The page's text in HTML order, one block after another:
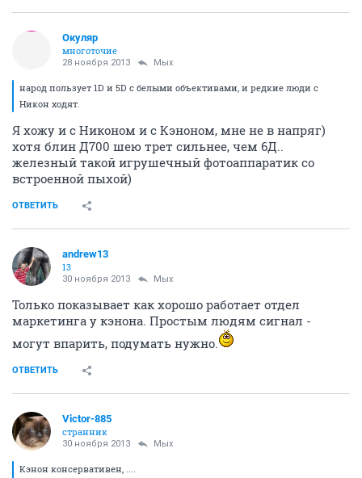
Окуляр
многоточие
28 ноября 2013 Мых
народ пользует 1D и 5D с белыми объективами, и редкие люди с
Никон ходят.
Я хожу и с Никоном и с Кэноном, мне не в напряг)
хотя блин Д700 шею трет сильнее, чем 6Д..
железный такой игрушечный фотоаппаратик со
встроенной пыхой)
ОТВЕТИТЬ
andrew13
13
30 ноября 2013 Мых
Только показывает как хорошо работает отдел
маркетинга у кэнона. Простым людям сигнал -
могут впарить, подумать нужно.
ОТВЕТИТЬ
Victor-885
странник
30 ноября 2013 Мых
Кэнон консервативен, ....